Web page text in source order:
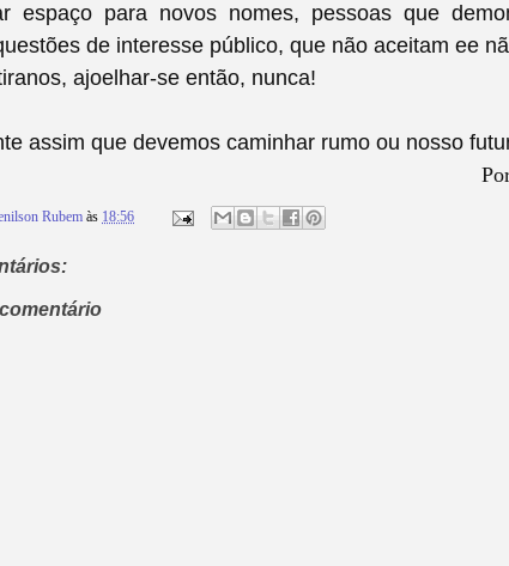
espaço para novos nomes, pessoas que
de interesse público, que não aceitam ee
ajoelhar-se então, nunca!
assim que devemos caminhar rumo ou nosso
Rubem às 18:56